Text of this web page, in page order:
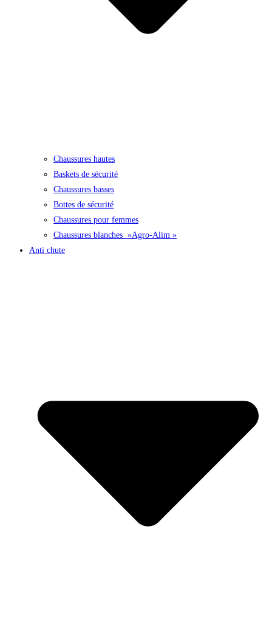
Chaussures hautes
Baskets de sécurité
Chaussures basses
Bottes de sécurité
Chaussures pour femmes
Chaussures blanches »Agro-Alim »
Anti chute